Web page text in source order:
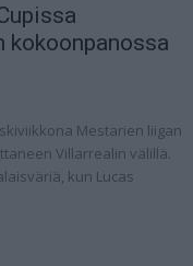
kokoonpanossa
Mestarien liigan
Villarrealin välillä.
kun Lucas